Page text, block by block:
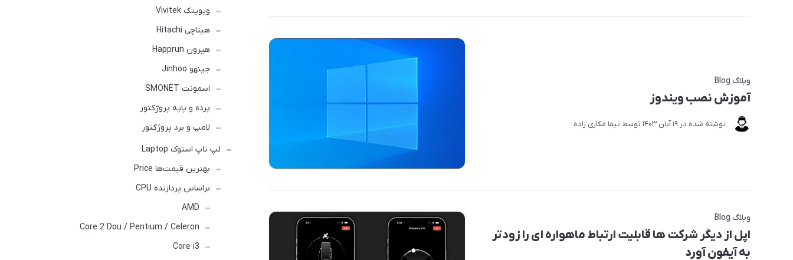
وبلاگ Blog
آموزش نصب ویندوز
نوشته شده در 19 آبان 1403 توسط نیما مکاری زاده
وبلاگ Blog
اپل از دیگر شرکت ها قابلیت ارتباط ماهواره ای را زودتر
به آیفون آورد
ویویتک Vivitek
هیتاچی Hitachi
هپرون Happrun
جینهو Jinhoo
اسمونت SMONET
پرده و پایه پروژکتور
لامپ و برد پروژکتور
لپ تاپ استوک Laptop
بهترین قیمت‌ها Price
براساس پردازنده CPU
AMD
Core 2 Dou / Pentium / Celeron
Core i3